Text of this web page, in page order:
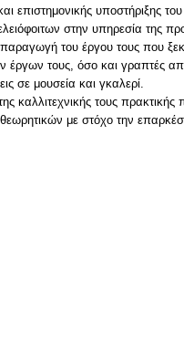
επιστημονικής υποστήριξης
στην υπηρεσία της
παραγωγή του έργου τους που
έργων τους, όσο και γραπτές
σε μουσεία και γκαλερί.
καλλιτεχνικής τους πρακτικής
με στόχο την